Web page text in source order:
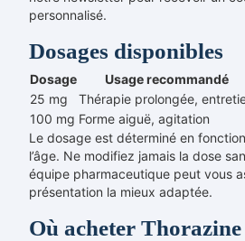
personnalisé.
Dosages disponibles
Dosage
Usage recommandé
25 mg
Thérapie prolongée,
100 mg Forme aiguë, agitation
Le dosage est déterminé en
l’âge. Ne modifiez jamais la dose
équipe pharmaceutique peut vous
présentation la mieux adaptée.
Où acheter Thorazine